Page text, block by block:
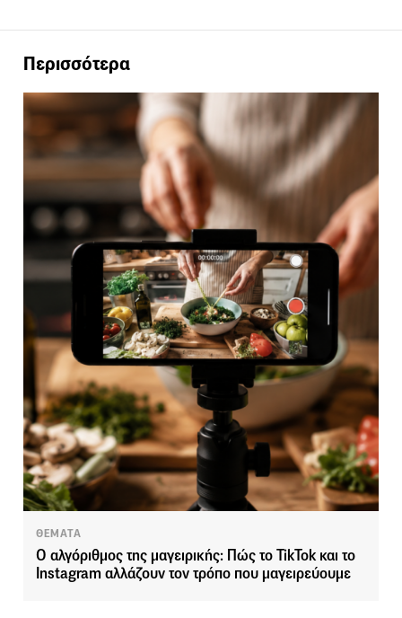
Περισσότερα
ΘΕΜΑΤΑ
Ο αλγόριθμος της μαγειρικής: Πώς το TikTok και το
Instagram αλλάζουν τον τρόπο που μαγειρεύουμε